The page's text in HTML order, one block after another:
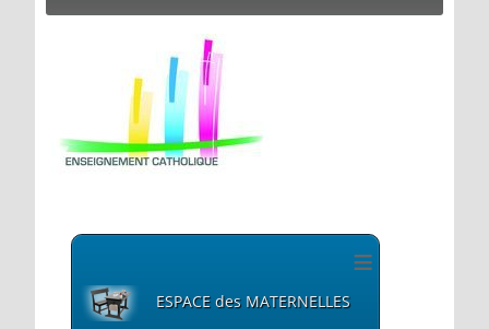
≡
ESPACE des MATERNELLES